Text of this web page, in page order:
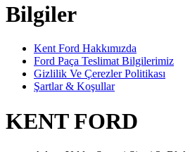
Bilgiler
Kent Ford Hakkımızda
Ford Paça Teslimat Bilgilerimiz
Gizlilik Ve Çerezler Politikası
Şartlar & Koşullar
KENT FORD